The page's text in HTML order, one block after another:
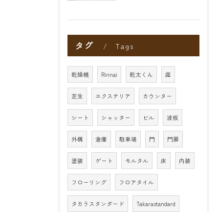
タグ Tags
乾燥機 Rinnai 乾太くん 庭
芝生 エクステリア カウンター
シート シャッター ビル 波板
外構 倉庫 駐車場 門 門扉
塗装 ゲート モルタル 床 内装
フローリング フロアタイル
タカラスタンダード Takarastandard